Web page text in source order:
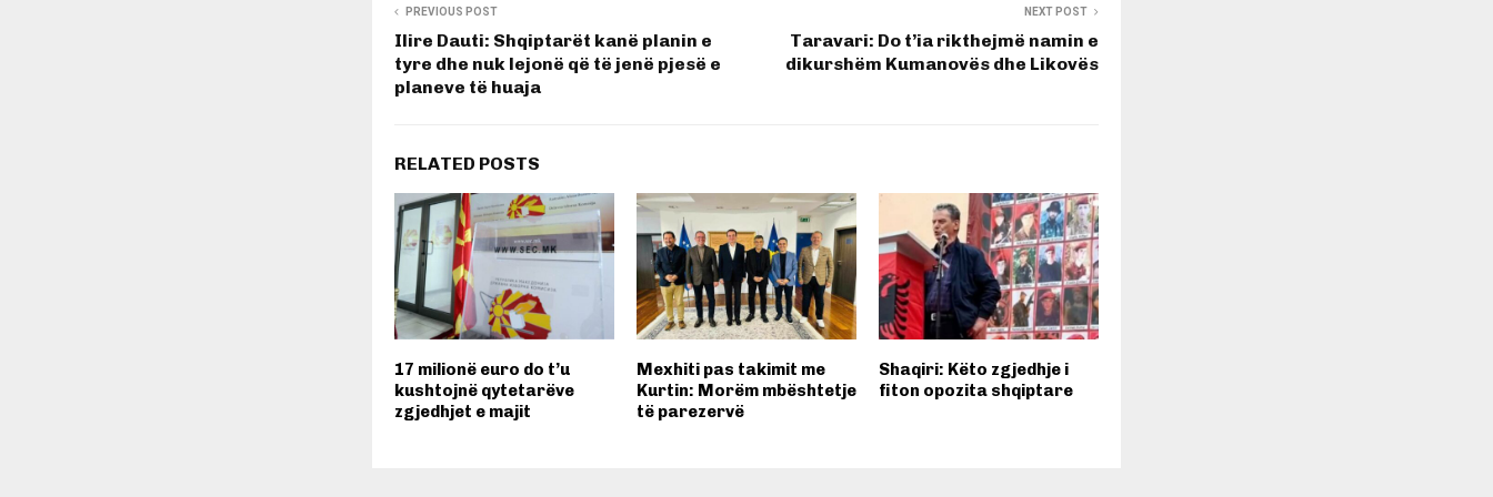
PREVIOUS POST
Ilire Dauti: Shqiptarët kanë planin e
tyre dhe nuk lejonë që të jenë pjesë e
planeve të huaja
NEXT POST
Taravari: Do t’ia rikthejmë namin e
dikurshëm Kumanovës dhe Likovës
RELATED POSTS
17 milionë euro do t’u
kushtojnë qytetarëve
zgjedhjet e majit
Mexhiti pas takimit me
Kurtin: Morëm mbështetje
të parezervë
Shaqiri: Këto zgjedhje i
fiton opozita shqiptare